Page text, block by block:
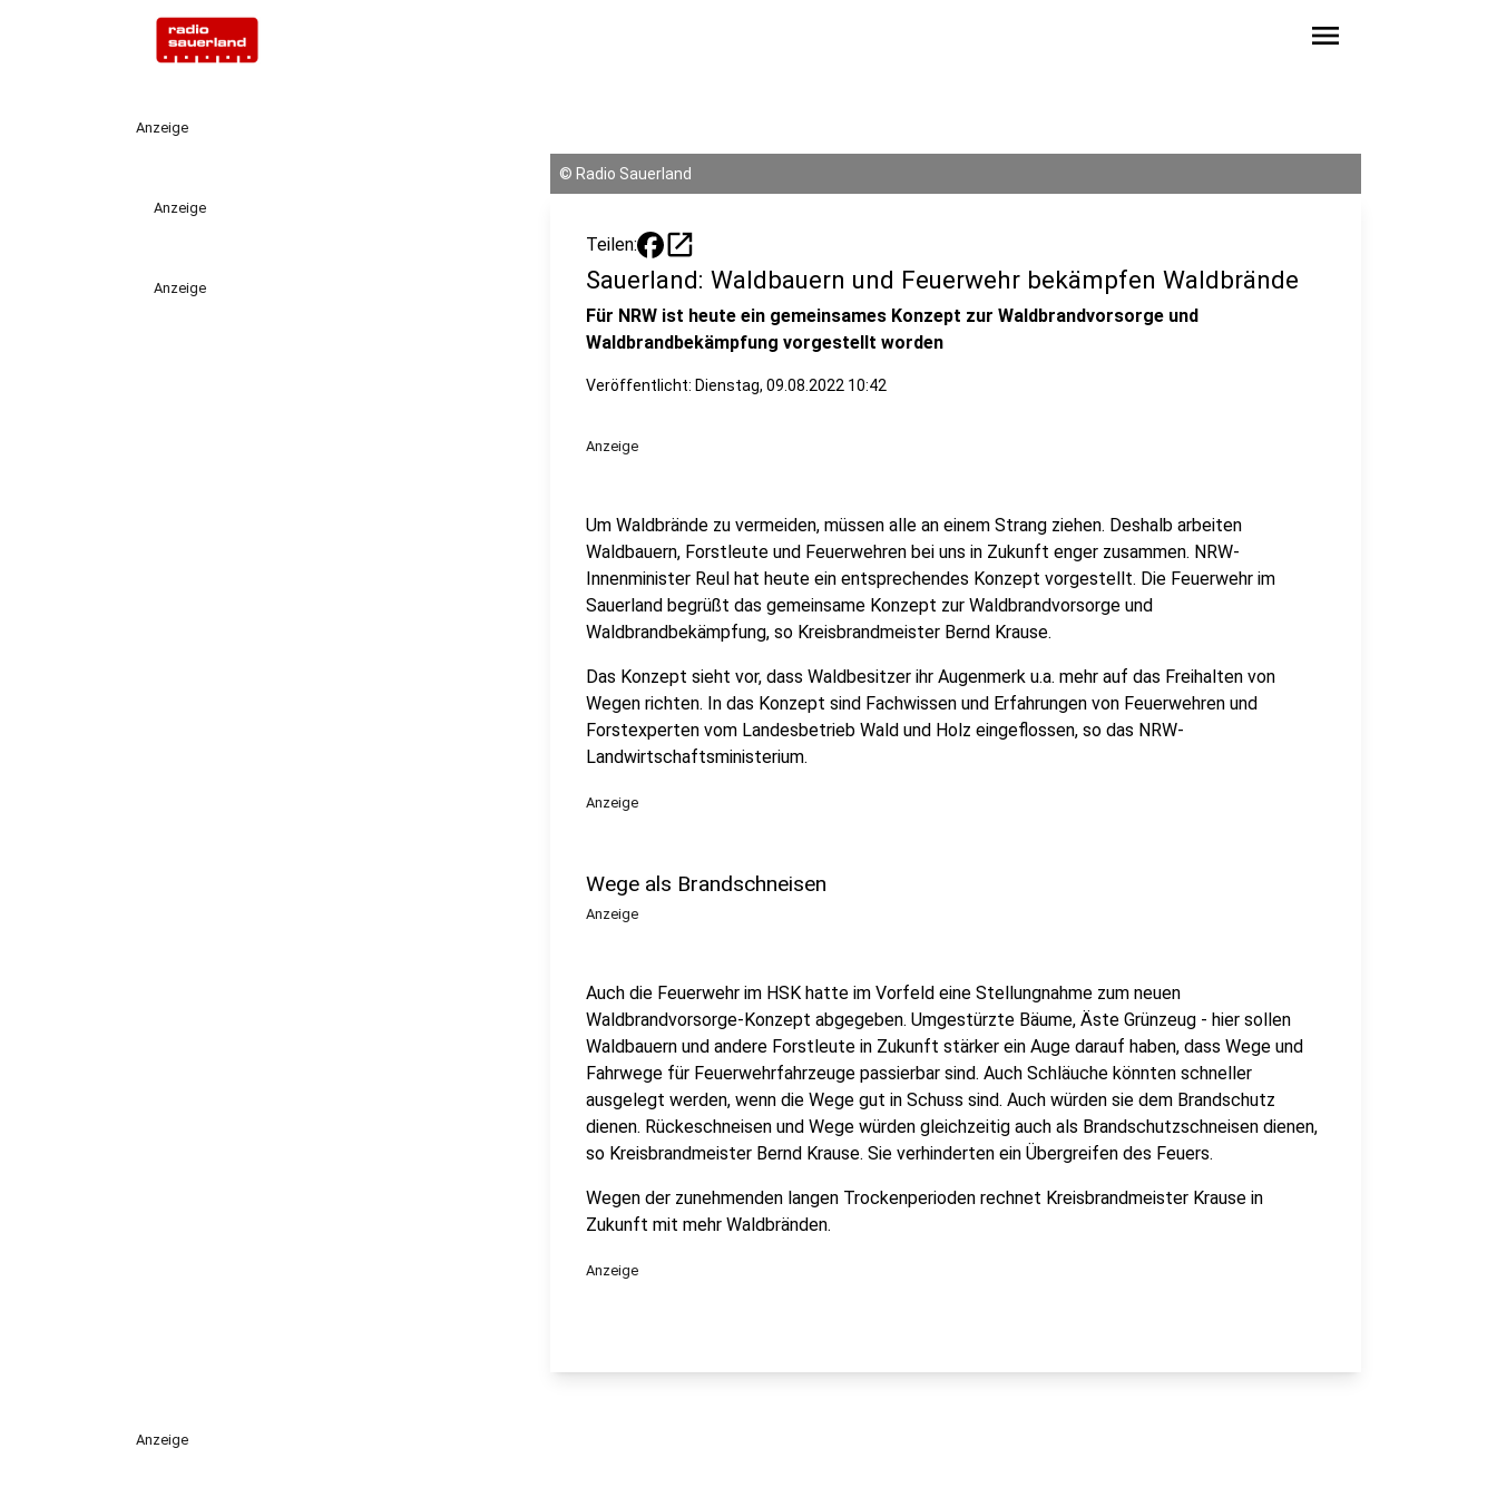
menu
Anzeige
Anzeige
Anzeige
© Radio Sauerland
Teilen: open_in_new
Sauerland: Waldbauern und Feuerwehr bekämpfen Waldbrände
Für NRW ist heute ein gemeinsames Konzept zur Waldbrandvorsorge und
Waldbrandbekämpfung vorgestellt worden
Veröffentlicht: Dienstag, 09.08.2022 10:42
Anzeige
Um Waldbrände zu vermeiden, müssen alle an einem Strang ziehen. Deshalb arbeiten
Waldbauern, Forstleute und Feuerwehren bei uns in Zukunft enger zusammen. NRW-
Innenminister Reul hat heute ein entsprechendes Konzept vorgestellt. Die Feuerwehr im
Sauerland begrüßt das gemeinsame Konzept zur Waldbrandvorsorge und
Waldbrandbekämpfung, so Kreisbrandmeister Bernd Krause.
Das Konzept sieht vor, dass Waldbesitzer ihr Augenmerk u.a. mehr auf das Freihalten von
Wegen richten. In das Konzept sind Fachwissen und Erfahrungen von Feuerwehren und
Forstexperten vom Landesbetrieb Wald und Holz eingeflossen, so das NRW-
Landwirtschaftsministerium.
Anzeige
Wege als Brandschneisen
Anzeige
Auch die Feuerwehr im HSK hatte im Vorfeld eine Stellungnahme zum neuen
Waldbrandvorsorge-Konzept abgegeben. Umgestürzte Bäume, Äste Grünzeug - hier sollen
Waldbauern und andere Forstleute in Zukunft stärker ein Auge darauf haben, dass Wege und
Fahrwege für Feuerwehrfahrzeuge passierbar sind. Auch Schläuche könnten schneller
ausgelegt werden, wenn die Wege gut in Schuss sind. Auch würden sie dem Brandschutz
dienen. Rückeschneisen und Wege würden gleichzeitig auch als Brandschutzschneisen dienen,
so Kreisbrandmeister Bernd Krause. Sie verhinderten ein Übergreifen des Feuers.
Wegen der zunehmenden langen Trockenperioden rechnet Kreisbrandmeister Krause in
Zukunft mit mehr Waldbränden.
Anzeige
Anzeige